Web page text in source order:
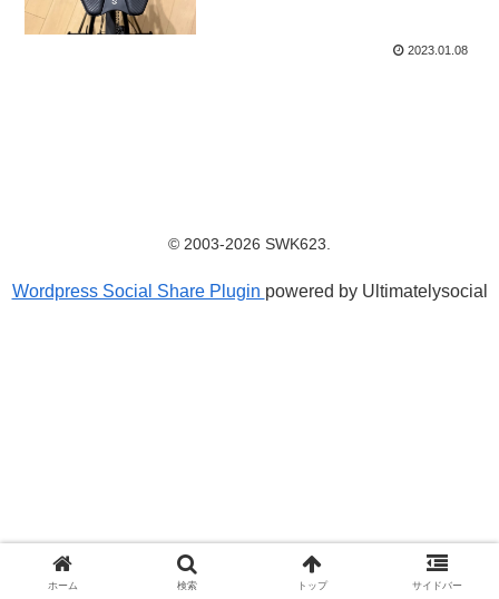
2023.01.08
© 2003-2026 SWK623.
ホーム 検索 トップ サイドバー
Wordpress Social Share Plugin powered by Ultimatelysocial